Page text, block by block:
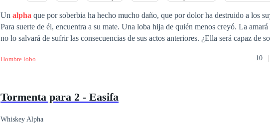
Un alpha que por soberbia ha hecho mucho daño, que por dolor ha destruido a los
Para suerte de él, encuentra a su mate. Una loba hija de quién menos creyó. La
no lo salvará de sufrir las consecuencias de sus actos anteriores. ¿Ella será capaz de soportar todo lo que el
a su nuevo pueblo? Ella se verá envuelta en un drama, posesividad, control y peligro total. Pero, el amor
la vida; el compañerismo y amor mutuo. Él, se verá pronto pidiendo un montón de
Hombre lobo 10
Tormenta para 2 - Easifa
Whiskey Alpha